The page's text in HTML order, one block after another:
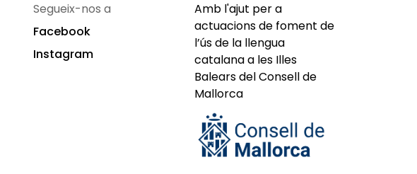
Segueix-nos a
Facebook
Instagram
Amb l'ajut per a
actuacions de foment de
l’ús de la llengua
catalana a les Illes
Balears del Consell de
Mallorca